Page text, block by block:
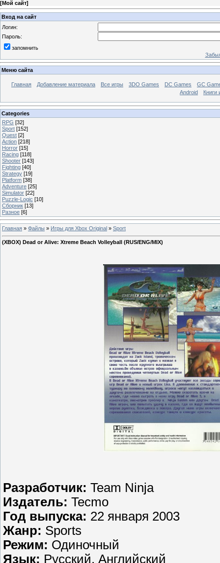
[Мой сайт]
Вход на сайт
Логин:
Пароль:
запомнить
Меню сайта
Главная Добавление материала Все игры 3DO Games DC Games
GC
Android
Книги
Categories
RPG [32]
Sport [152]
Quest [2]
Action [218]
Horror [15]
Racing [118]
Shooter [143]
Fighting [40]
Strategy [19]
Platform [38]
Adventure [25]
Simulator [22]
Puzzle-Logic [10]
Сборник [13]
Разное [6]
Главная » Файлы » Игры для Xbox Original » Sport
(XBOX) Dead or Alive: Xtreme Beach Volleyball (RUS/ENG/MIX)
Разработчик: Team Ninja
Издатель: Tecmo
Год выпуска: 22 января 2003
Жанр: Sports
Режим: Одиночный
Язык: Русский, Английский